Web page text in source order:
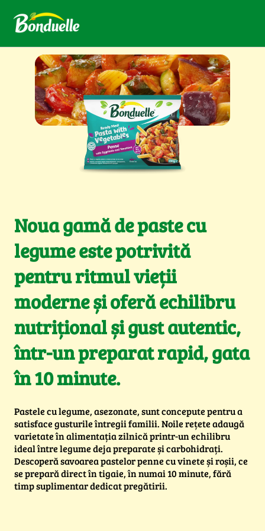
Noua gamă de paste cu
legume este potrivită
pentru ritmul vieții
moderne și oferă echilibru
nutrițional și gust autentic,
într-un preparat rapid, gata
în 10 minute.
Pastele cu legume, asezonate, sunt concepute pentru a
satisface gusturile întregii familii. Noile rețete adaugă
varietate în alimentația zilnică printr-un echilibru
ideal între legume deja preparate și carbohidrați.
Descoperă savoarea pastelor penne cu vinete și roșii, ce
se prepară direct în tigaie, în numai 10 minute, fără
timp suplimentar dedicat pregătirii.